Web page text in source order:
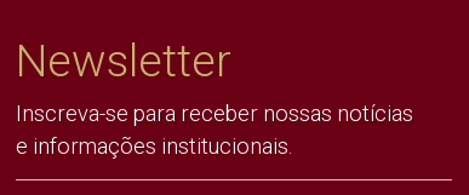
Newsletter
Inscreva-se para receber nossas notícias
e informações institucionais.